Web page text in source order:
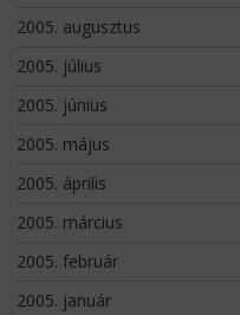
2005. augusztus
2005. július
2005. június
2005. május
2005. április
2005. március
2005. február
2005. január